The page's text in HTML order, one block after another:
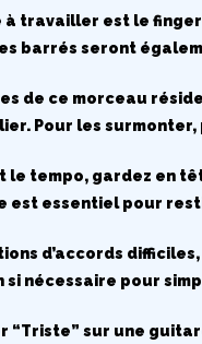
à travailler est le
barrés seront
de ce morceau
Pour les
le tempo, gardez en
est essentiel pour
d’accords
nécessaire pour
“Triste” sur une